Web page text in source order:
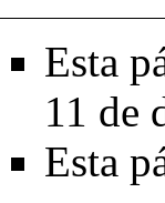
Esta
11 de
Esta